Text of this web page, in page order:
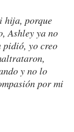
hija, porque
Ashley ya no
yo creo
y no lo
por mi